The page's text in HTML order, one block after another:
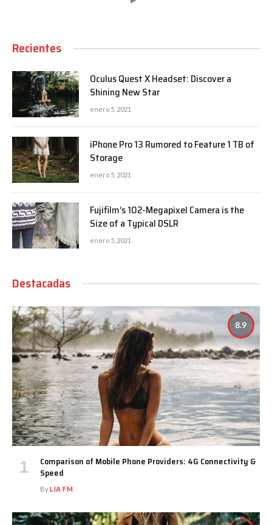
Recientes
Oculus Quest X Headset: Discover a
Shining New Star
enero 5, 2021
iPhone Pro 13 Rumored to Feature 1 TB of
Storage
enero 5, 2021
Fujifilm’s 102-Megapixel Camera is the
Size of a Typical DSLR
enero 5, 2021
Destacadas
8.9
Comparison of Mobile Phone Providers: 4G Connectivity &
Speed
ByLIA FM